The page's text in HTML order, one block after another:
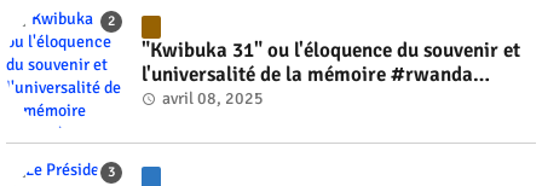
"Kwibuka 31" ou l'éloquence du souvenir et
l'universalité de la mémoire #rwanda
#RwOT
avril 08, 2025